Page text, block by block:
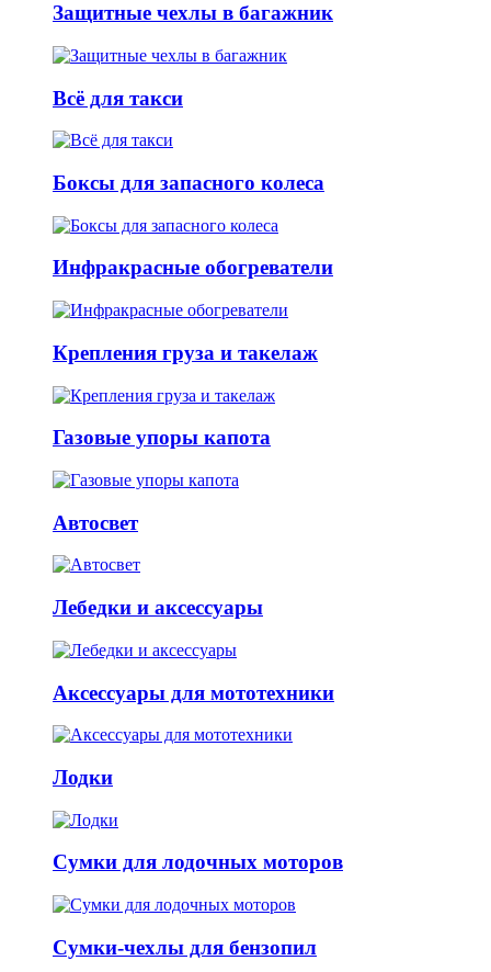
Защитные чехлы в багажник
Всё для такси
Боксы для запасного колеса
Инфракрасные обогреватели
Крепления груза и такелаж
Газовые упоры капота
Автосвет
Лебедки и аксессуары
Аксессуары для мототехники
Лодки
Сумки для лодочных моторов
Сумки-чехлы для бензопил